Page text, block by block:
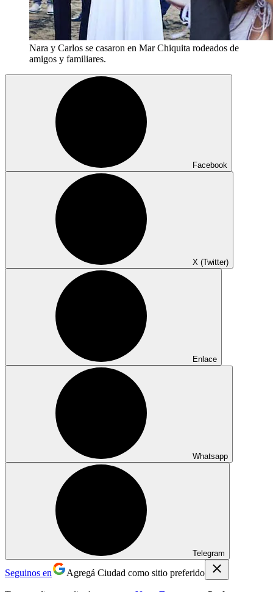
Nara y Carlos se casaron en Mar Chiquita rodeados de
amigos y familiares.
Facebook
X (Twitter)
Enlace
Whatsapp
Telegram
Seguinos en Agregá Ciudad como sitio preferido